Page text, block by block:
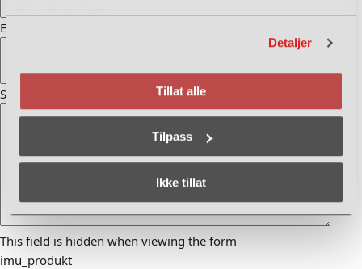
Detaljer
Tillat alle
Tilpass
Ikke tillat
E-post
Spørsmål / henvendelse
This field is hidden when viewing the form
imu_produkt